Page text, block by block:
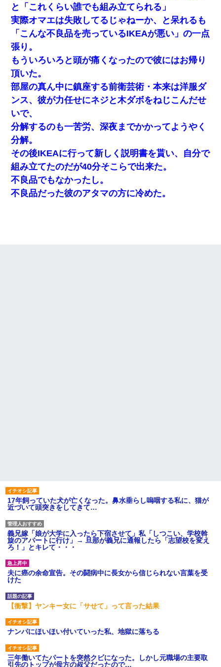
と「これくらい誰でも組み立てられる」
実際オマエは失敗してるじゃねーか、と呆れるも
「こんな不良品を売っているIKEAが悪い」の一点
張り。
もういろいろと頭が痛くなったので彼にはお帰り
頂いた。
部屋の真ん中に鎮座する前衛芸術・本来は洋服ダ
ンス、彼が力任せにネジと木ダボをねじこんだせ
いで、
分解するのも一苦労、深夜までかかってようやく
分解。
その後IKEAに行って新しく説明書を貰い、自分で
組み立てたのだが40分そこらで出来た。
不良品でもなかったし。
不良品だった彼のアタマの方に冷めた。
17年飼っていた犬が亡くなった。鼻水垂らし嗚咽する私に、猫が
近づいて頭突きをしてきて…
義兄嫁「娘が大学に入ったら下宿させて」私「しつこい、学校斡
旋のアパートに行け」→ 旦那が義兄に通報したら「志望校を変え
ろ！」とキレて・・・
夫に癌の余命宣告。その闘病中に長女から信じられない言葉を受
けた
【衝撃】ヤンキー女に「サせて」って言った結果
ナンパにほいほい付いていった私、地獄に落ちる
三年働いてたパートを突然クビになった。しかし元職場の主要取
引先のトップが母方の叔父だったので…